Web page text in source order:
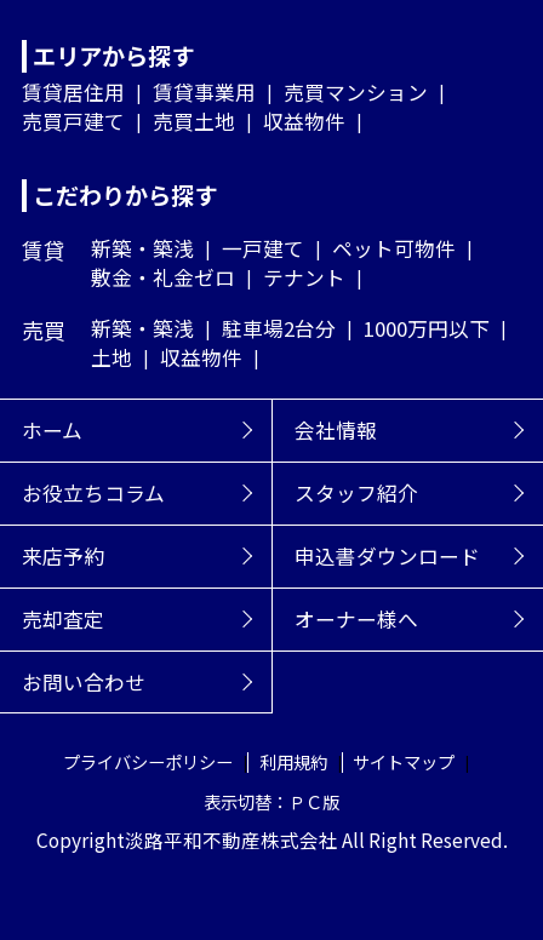
エリアから探す
賃貸居住用 賃貸事業用
売買マンション
売買戸建て
売買土地 収益物件
こだわりから探す
賃貸 新築・築浅 一戸建て
ペット可物件
敷金・礼金ゼロ
テナント
売買 新築・築浅 駐車場2台分
1000万円以下
土地
収益物件
ホーム 会社情報
お役立ちコラム スタッフ紹介
来店予約 申込書ダウンロード
売却査定 オーナー様へ
お問い合わせ
プライバシーポリシー 利用規約
サイトマップ
表示切替：ＰＣ版
Copyright淡路平和不動産株式会社 All Right Reserved.